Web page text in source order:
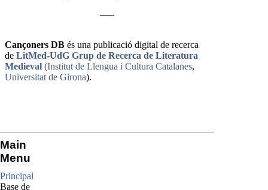
Cançoners DB és una publicació digital de recerca
de LitMed-UdG Grup de Recerca de Literatura
Medieval (Institut de Llengua i Cultura Catalanes,
Universitat de Girona).
Main
Menu
Principal
Base de